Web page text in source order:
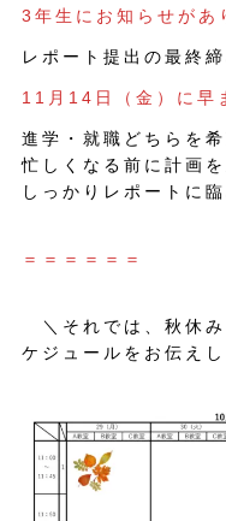
3年生にお知らせがあ
レポート提出の最終
11⽉14⽇（金）に早
進学・就職どちらを
忙しくなる前に計画
しっかりレポートに
＝＝＝＝＝＝
＼それでは、秋休
ケジュールをお伝え